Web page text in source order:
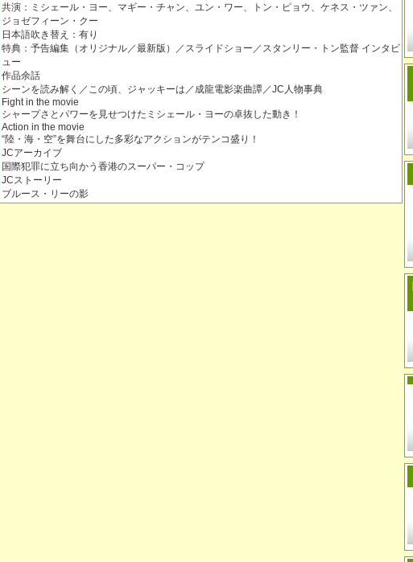
共演：ミシェール・ヨー、マギー・チャン、ユン・ワー、トン・ピョウ、ケネス・ツァン、
ジョゼフィーン・クー
日本語吹き替え：有り
特典：予告編集（オリジナル／最新版）／スライドショー／スタンリー・トン監督 インタビ
ュー
作品余話
シーンを読み解く／この頃、ジャッキーは／成龍電影楽曲譚／JC人物事典
Fight in the movie
シャープさとパワーを見せつけたミシェール・ヨーの卓抜した動き！
Action in the movie
“陸・海・空”を舞台にした多彩なアクションがテンコ盛り！
JCアーカイブ
国際犯罪に立ち向かう香港のスーパー・コップ
JCストーリー
ブルース・リーの影